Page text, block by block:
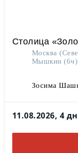
Столица
Москва
Мышкин (6ч)
Зосима
11.08.2026, 4